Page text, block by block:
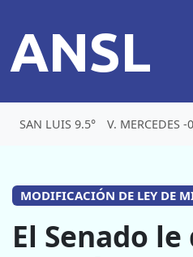
ANSL
SAN LUIS 9.5° V. MERCEDES -
MODIFICACIÓN DE LEY DE
El Senado